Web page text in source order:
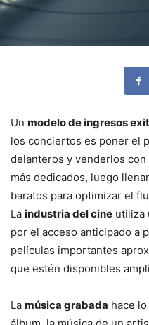
Un modelo de ingresos
los conciertos es poner el
delanteros y venderlos
más dedicados, luego
baratos para optimizar el
La industria del cine utiliza
por el acceso anticipado a
películas importantes
que estén disponibles
La música grabada hace